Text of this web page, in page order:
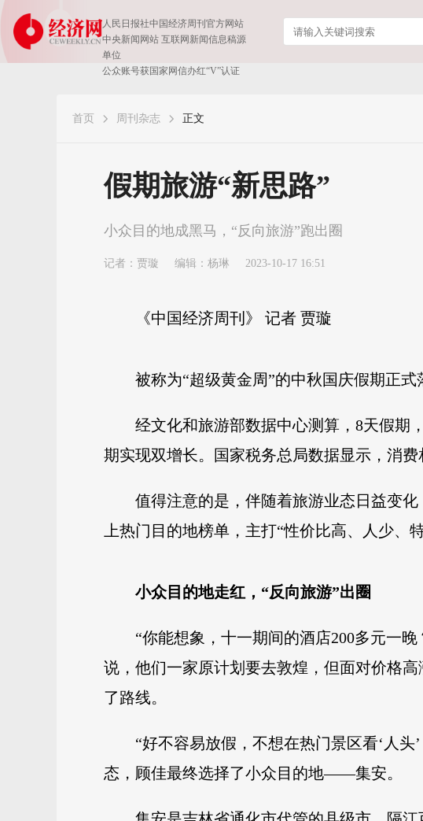
人民日报社中国经济周刊官方网站
中央新闻网站 互联网新闻信息稿源
单位
公众账号获国家网信办红“V”认证
首页 周刊杂志 正文
​假期旅游“新思路”
小众目的地成黑马，“反向旅游”跑出圈
记者： 贾璇 编辑：杨琳 2023-10-17 16:51
《中国经济周刊》 记者 贾璇
被称为“超级黄金周”的中秋国庆假期正式
经文化和旅游部数据中心测算，8天假期
期实现双增长。国家税务总局数据显示，消费
值得注意的是，伴随着旅游业态日益变
上热门目的地榜单，主打“性价比高、人少、
小众目的地走红，“反向旅游”出圈
“你能想象，十一期间的酒店200多元一
说，他们一家原计划要去敦煌，但面对价格
了路线。
“好不容易放假，不想在热门景区看‘人
态，顾佳最终选择了小众目的地——集安。